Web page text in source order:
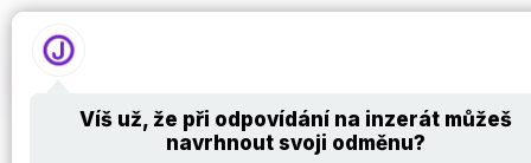
Víš už, že při odpovídání na inzerát můžeš
navrhnout svoji odměnu?